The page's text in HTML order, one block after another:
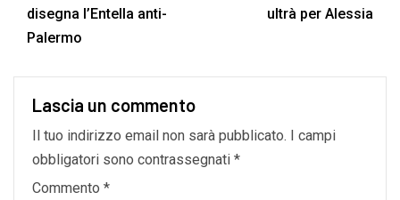
disegna l’Entella anti-
Palermo
ultrà per Alessia
Lascia un commento
Il tuo indirizzo email non sarà pubblicato. I campi
obbligatori sono contrassegnati *
Commento *